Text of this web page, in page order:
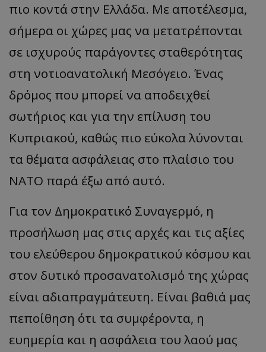
πιο κοντά στην Ελλάδα. Με αποτέλεσμα,
σήμερα οι χώρες μας να μετατρέπονται
σε ισχυρούς παράγοντες σταθερότητας
στη νοτιοανατολική Μεσόγειο. Ένας
δρόμος που μπορεί να αποδειχθεί
σωτήριος και για την επίλυση του
Κυπριακού, καθώς πιο εύκολα λύνονται
τα θέματα ασφάλειας στο πλαίσιο του
ΝΑΤΟ παρά έξω από αυτό.
Για τον Δημοκρατικό Συναγερμό, η
προσήλωση μας στις αρχές και τις αξίες
του ελεύθερου δημοκρατικού κόσμου και
στον δυτικό προσανατολισμό της χώρας
είναι αδιαπραγμάτευτη. Είναι βαθιά μας
πεποίθηση ότι τα συμφέροντα, η
ευημερία και η ασφάλεια του λαού μας